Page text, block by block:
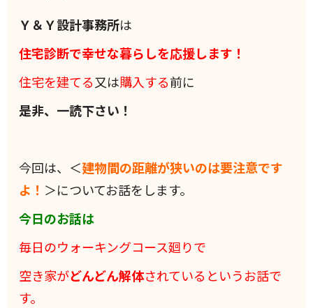
Ｙ＆Ｙ設計事務所は
住宅診断で幸せな暮らしを応援します！
住宅を建てる又は購入する前に
是非、一読下さい！
今回は、＜建物間の距離が狭いのは要注意です
よ！ ＞についてお話をします。
今日のお話は
毎日のウォーキングコース廻りで
空き家がどんどん解体されているというお話で
す。